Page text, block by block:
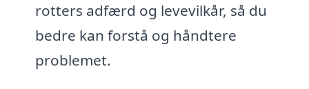
rotters adfærd og levevilkår, så du
bedre kan forstå og håndtere
problemet.